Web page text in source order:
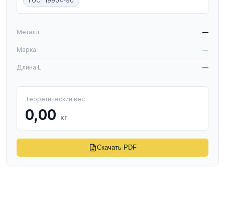
Металл —
Марка —
Длина L —
Теоретический вес
0,00 кг
Скачать PDF